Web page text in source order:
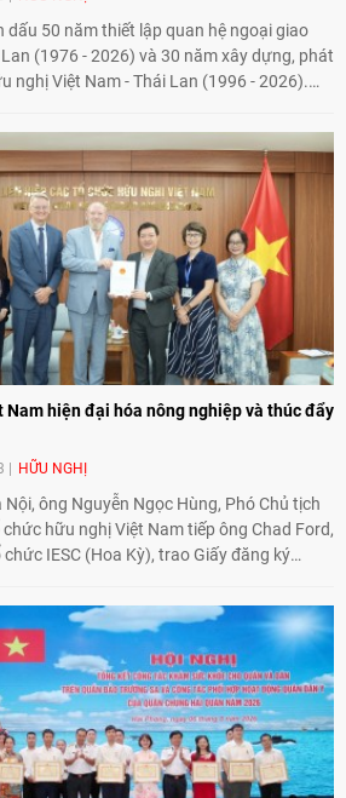
dấu 50 năm thiết lập quan hệ ngoại giao
(1976 - 2026) và 30 năm xây dựng, phát
nghị Việt Nam - Thái Lan (1996 - 2026).
thời từng bước mở rộng hoạt động từ
sang kết nối địa phương, doanh
văn hóa và thế hệ trẻ, góp phần tăng
và hợp tác giữa nhân dân hai nước.
Nam hiện đại hóa nông nghiệp và thúc đẩy
HỮU NGHỊ
ông Nguyễn Ngọc Hùng, Phó Chủ tịch
chức hữu nghị Việt Nam tiếp ông Chad Ford,
chức IESC (Hoa Kỳ), trao Giấy đăng ký
triển khai Dự án "Mở rộng Thương mại
An toàn thực phẩm Hoa Kỳ - Việt Nam",
chuyển đổi số, hiện đại hóa nông nghiệp
tác phát triển giữa hai nước.